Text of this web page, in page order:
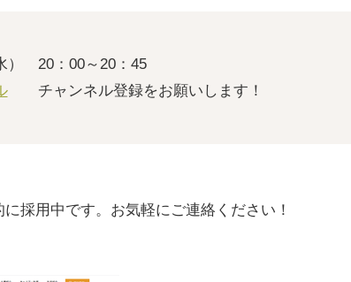
） 20：00～20：45
チャンネル登録をお願いします！
採用中です。お気軽にご連絡ください！